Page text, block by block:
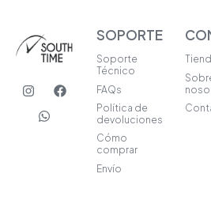
I
n
F
a
W
a
t
SOPORTE
Soporte
Técnico
FAQs
Política de
devoluciones
Cómo
comprar
Envío